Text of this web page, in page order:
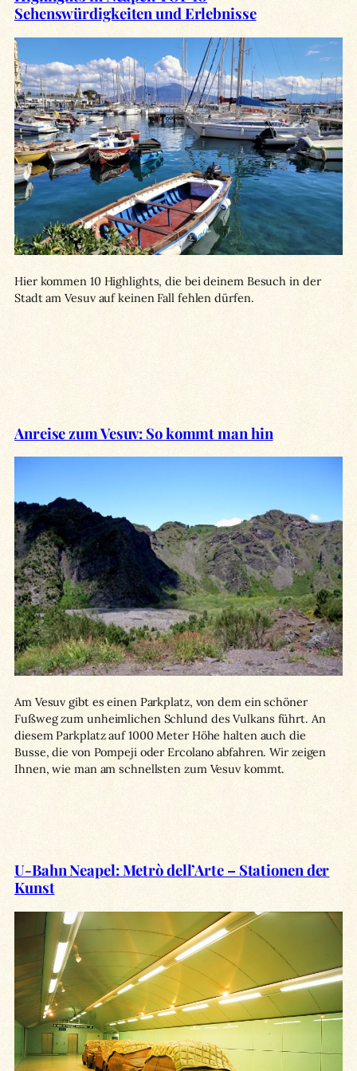
Sehenswürdigkeiten und Erlebnisse
Hier kommen 10 Highlights, die bei deinem Besuch in der
Stadt am Vesuv auf keinen Fall fehlen dürfen.
Anreise zum Vesuv: So kommt man hin
Am Vesuv gibt es einen Parkplatz, von dem ein schöner
Fußweg zum unheimlichen Schlund des Vulkans führt. An
diesem Parkplatz auf 1000 Meter Höhe halten auch die
Busse, die von Pompeji oder Ercolano abfahren. Wir zeigen
Ihnen, wie man am schnellsten zum Vesuv kommt.
U-Bahn Neapel: Metrò dell’Arte – Stationen der
Kunst